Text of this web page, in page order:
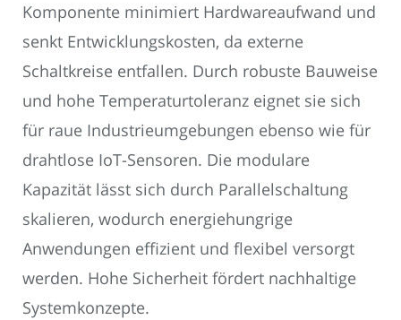
Komponente minimiert Hardwareaufwand und
senkt Entwicklungskosten, da externe
Schaltkreise entfallen. Durch robuste Bauweise
und hohe Temperaturtoleranz eignet sie sich
für raue Industrieumgebungen ebenso wie für
drahtlose IoT-Sensoren. Die modulare
Kapazität lässt sich durch Parallelschaltung
skalieren, wodurch energiehungrige
Anwendungen effizient und flexibel versorgt
werden. Hohe Sicherheit fördert nachhaltige
Systemkonzepte.